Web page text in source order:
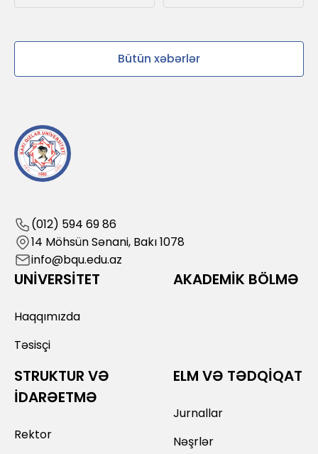
Bütün xəbərlər
(012) 594 69 86
14 Möhsün Sənani, Bakı 1078
info@bqu.edu.az
UNİVERSİTET
Haqqımızda
Təsisçi
AKADEMİK BÖLMƏ
STRUKTUR VƏ
İDARƏETMƏ
Rektor
ELM VƏ TƏDQİQAT
Jurnallar
Nəşrlər